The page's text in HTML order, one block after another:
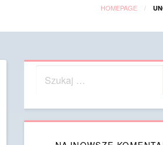
HOMEPAGE